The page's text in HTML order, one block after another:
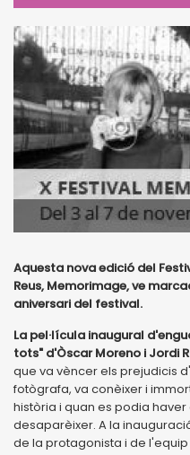
Aquesta nova edició del
Reus, Memorimage, ve
aniversari del festival.
La pel·lícula inaugural
tots" d'Òscar Moreno i Jordi
que va vèncer els prejudicis
fotògrafa, va conèixer i
història i quan es podia
desaparèixer. A la
de la protagonista i de l'equip